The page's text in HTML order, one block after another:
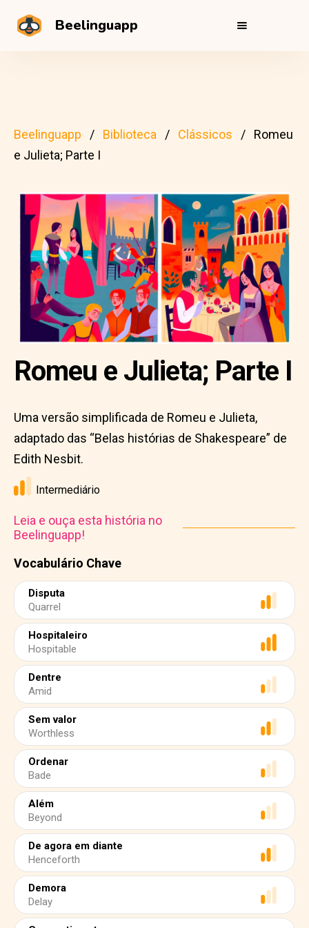
Beelinguapp
Beelinguapp Biblioteca Clássicos
Romeu
e Julieta; Parte I
Vocabulário Chave
Disputa
Quarrel
Hospitaleiro
Hospitable
Dentre
Amid
Sem valor
Worthless
Ordenar
Bade
Além
Beyond
De agora em diante
Henceforth
Demora
Delay
Romeu e Julieta; Parte I
Uma versão simplificada de Romeu e Julieta,
adaptado das “Belas histórias de Shakespeare” de
Edith Nesbit.
Intermediário
Leia e ouça esta história no
Beelinguapp!